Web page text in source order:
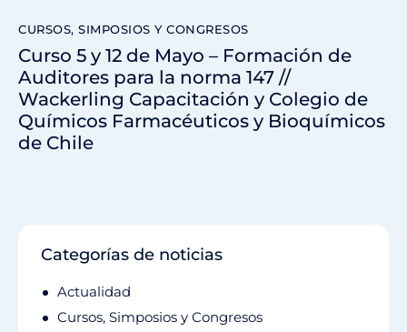
CURSOS, SIMPOSIOS Y CONGRESOS
Curso 5 y 12 de Mayo – Formación de
Auditores para la norma 147 //
Wackerling Capacitación y Colegio de
Químicos Farmacéuticos y Bioquímicos
de Chile
Categorías de noticias
Actualidad
Cursos, Simposios y Congresos